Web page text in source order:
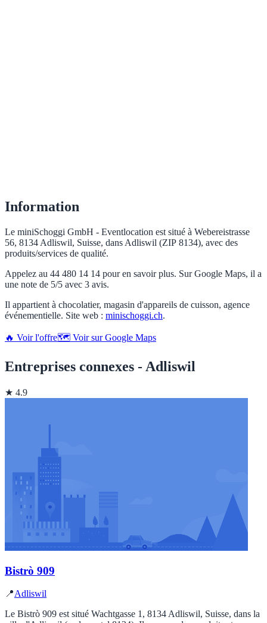
Information
Le miniSchoggi GmbH - Eventlocation est situé à Webereistrasse
56, 8134 Adliswil, Suisse, dans Adliswil (ZIP 8134), avec des
produits/services de qualité.
Appelez au 44 480 14 14 pour en savoir plus. Sur Google Maps, il a
une note de 5/5 avec 3 avis.
Il appartient à chocolatier, magasin d'appareils de cuisson, agence
événementielle. Site web : minischoggi.ch.
🔥 Voir l'offre🗺️ Voir sur Google Maps
Entreprises connexes - Adliswil
★ 4.9
Bistrò 909
📍Adliswil
Le Bistrò 909 est situé Wachtgasse 1, 8134 Adliswil, Suisse, dans la